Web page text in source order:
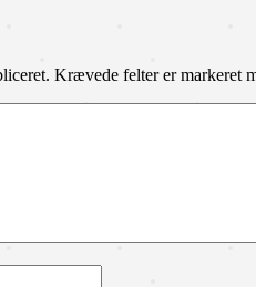
Krævede felter er markeret